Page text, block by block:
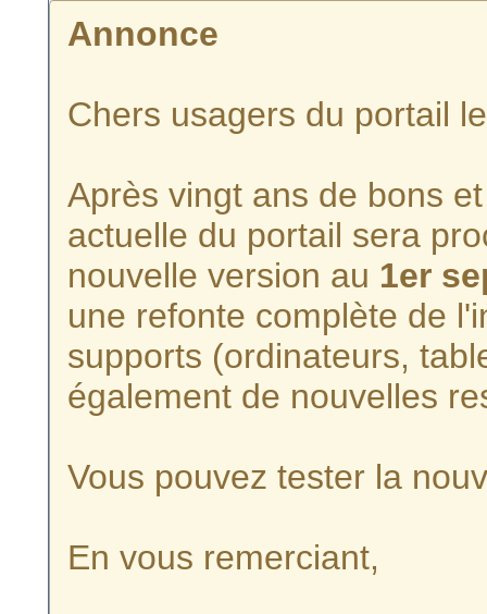
Annonce
Chers usagers du portail
Après vingt ans de bons
actuelle du portail sera
nouvelle version au 1er
une refonte complète de
supports (ordinateurs,
également de nouvelles
Vous pouvez tester la
En vous remerciant,